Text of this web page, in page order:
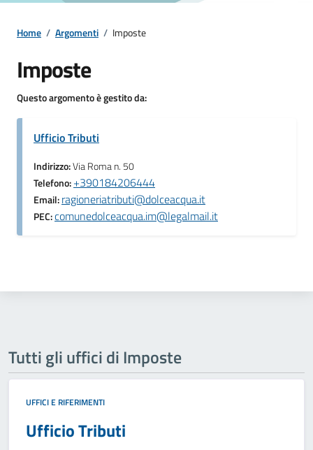
Home / Argomenti / Imposte
Imposte
Questo argomento è gestito da:
Ufficio Tributi
Indirizzo:Via Roma n. 50
Telefono:+390184206444
Email:ragioneriatributi@dolceacqua.it
PEC:comunedolceacqua.im@legalmail.it
Tutti gli uffici di Imposte
UFFICI E RIFERIMENTI
Ufficio Tributi